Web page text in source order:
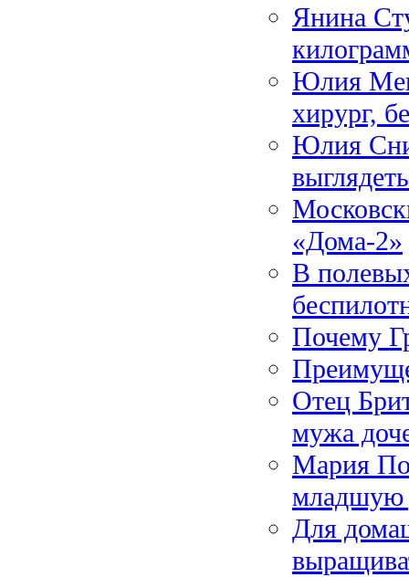
Янина
Юлия
хирург,
Юлия
«Дома-2»
В
Почему
Отец
мужа
Мария
младшую
Для